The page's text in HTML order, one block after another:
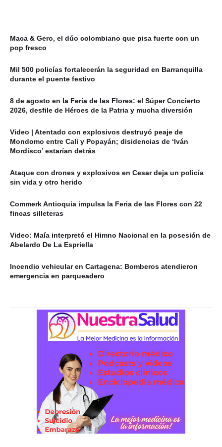
Maca & Gero, el dúo colombiano que pisa fuerte con un
pop fresco
Mil 500 policías fortalecerán la seguridad en Barranquilla
durante el puente festivo
8 de agosto en la Feria de las Flores: el Súper Concierto
2026, desfile de Héroes de la Patria y mucha diversión
Video | Atentado con explosivos destruyó peaje de
Mondomo entre Cali y Popayán; disidencias de ‘Iván
Mordisco’ estarían detrás
Ataque con drones y explosivos en Cesar deja un policía
sin vida y otro herido
Commerk Antioquia impulsa la Feria de las Flores con 22
fincas silleteras
Video: Maía interpretó el Himno Nacional en la posesión de
Abelardo De La Espriella
Incendio vehicular en Cartagena: Bomberos atendieron
emergencia en parqueadero